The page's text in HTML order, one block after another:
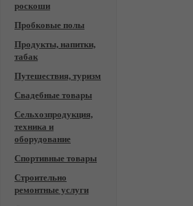
роскоши
Пробковые полы
Продукты, напитки,
табак
Путешествия, туризм
Свадебные товары
Сельхозпродукция,
техника и
оборудование
Спортивные товары
Строительно
ремонтные услуги